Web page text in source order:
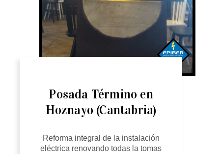
Posada Término en
Hoznayo (Cantabria)
Reforma integral de la instalación
eléctrica renovando todas la tomas